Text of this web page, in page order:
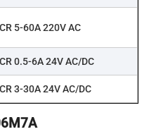
5-60A 220V AC
0.5-6A 24V AC/DC
3-30A 24V AC/DC
5-60A 24V AC/DC